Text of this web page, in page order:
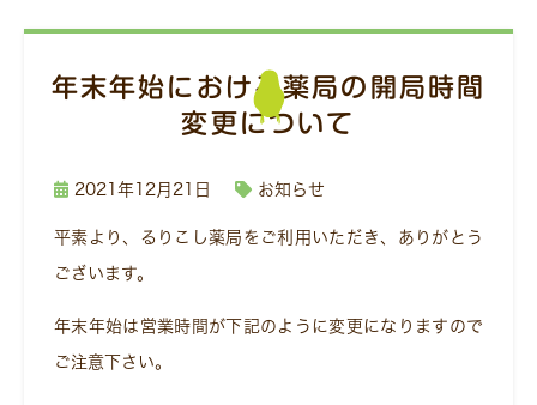
年末年始における薬局の開局時間
変更について
2021年12月21日 お知らせ
平素より、るりこし薬局をご利用いただき、ありがとう
ございます。
年末年始は営業時間が下記のように変更になりますので
ご注意下さい。